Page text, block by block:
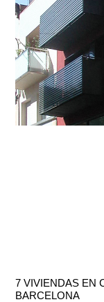
7 VIVIENDAS EN
BARCELONA